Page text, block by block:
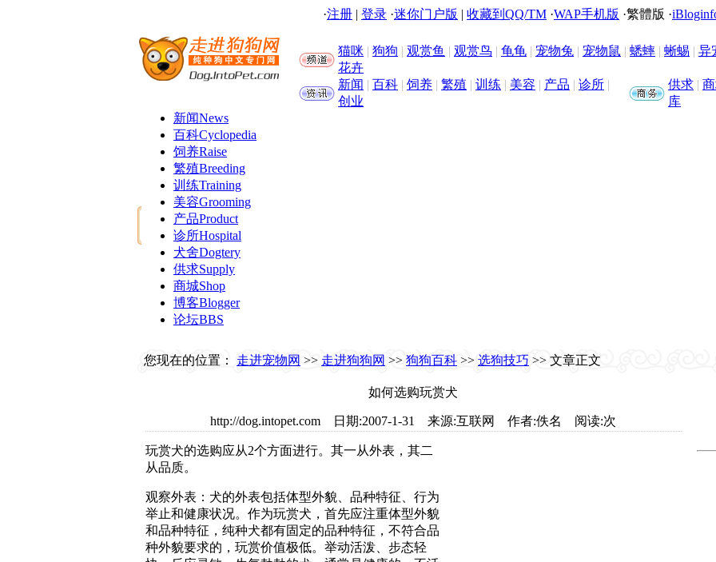
·注册 | 登录 ·迷你门户版 | 收藏到QQ/TM ·WAP手机版 ·繁體版 ·
猫咪 | 狗狗 | 观赏鱼 | 观赏鸟 | 龟龟 | 宠物兔 | 宠物鼠 | 蟋蟀 | 蜥蜴 | 异
花卉
新闻 | 百科 | 饲养 | 繁殖 | 训练 | 美容 | 产品 | 诊所 |
创业
供求 |
库
新闻News
百科Cyclopedia
饲养Raise
繁殖Breeding
训练Training
美容Grooming
产品Product
诊所Hospital
犬舍Dogtery
供求Supply
商城Shop
博客Blogger
论坛BBS
您现在的位置： 走进宠物网 >> 走进狗狗网 >> 狗狗百科 >> 选狗技巧 >> 文章正文
如何选购玩赏犬
http://dog.intopet.com 日期:2007-1-31 来源:互联网 作者:佚名 阅读:次
玩赏犬的选购应从2个方面进行。其一从外表，其二
从品质。
观察外表：犬的外表包括体型外貌、品种特征、行为
举止和健康状况。作为玩赏犬，首先应注重体型外貌
和品种特征，纯种犬都有固定的品种特征，不符合品
种外貌要求的，玩赏价值极低。举动活泼、步态轻